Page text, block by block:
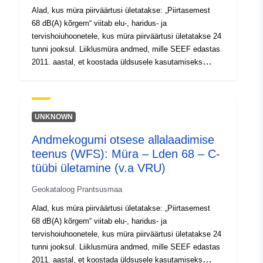
Alad, kus müra piirväärtusi ületatakse: „Piirtasemest
68 dB(A) kõrgem“ viitab elu-, haridus- ja
tervishoiuhoonetele, kus müra piirväärtusi ületatakse 24
tunni jooksul. Liiklusmüra andmed, mille SEEF edastas
2011. aastal, et koostada üldsusele kasutamiseks
UNKNOWN
Andmekogumi otsese allalaadimise
teenus (WFS): Müra – Lden 68 – C-
tüübi ületamine (v.a VRU)
Geokataloog Prantsusmaa
Alad, kus müra piirväärtusi ületatakse: „Piirtasemest
68 dB(A) kõrgem“ viitab elu-, haridus- ja
tervishoiuhoonetele, kus müra piirväärtusi ületatakse 24
tunni jooksul. Liiklusmüra andmed, mille SEEF edastas
2011. aastal, et koostada üldsusele kasutamiseks